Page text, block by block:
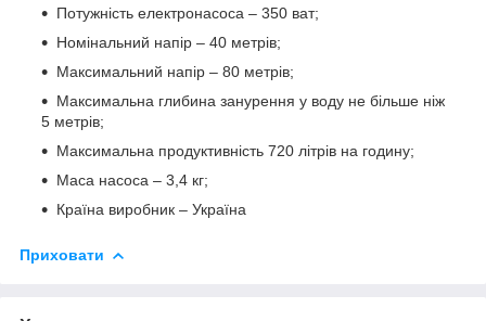
Потужність електронасоса – 350 ват;
Номінальний напір – 40 метрів;
Максимальний напір – 80 метрів;
Максимальна глибина занурення у воду не більше ніж
5 метрів;
Максимальна продуктивність 720 літрів на годину;
Маса насоса – 3,4 кг;
Країна виробник – Україна
Приховати